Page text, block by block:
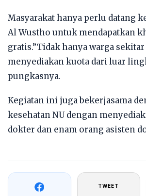
Masyarakat hanya perlu datang
Al Wustho untuk mendapatkan
gratis.”Tidak hanya warga
menyediakan kuota dari luar
pungkasnya.
Kegiatan ini juga bekerjasama
kesehatan NU dengan
dokter dan enam orang asisten
TWEET